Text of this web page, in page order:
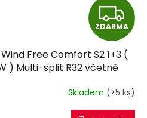
Z
D
A
R
ZDARMA
Free Comfort S2 1+3 (
) Multi-split R32 včetně
Skladem (>5 ks)